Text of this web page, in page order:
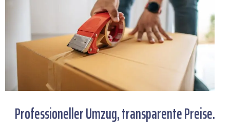
Professioneller Umzug, transparente Preise.